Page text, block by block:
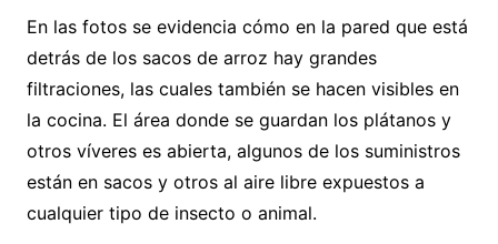
En las fotos se evidencia cómo en la pared que está
detrás de los sacos de arroz hay grandes
filtraciones, las cuales también se hacen visibles en
la cocina. El área donde se guardan los plátanos y
otros víveres es abierta, algunos de los suministros
están en sacos y otros al aire libre expuestos a
cualquier tipo de insecto o animal.